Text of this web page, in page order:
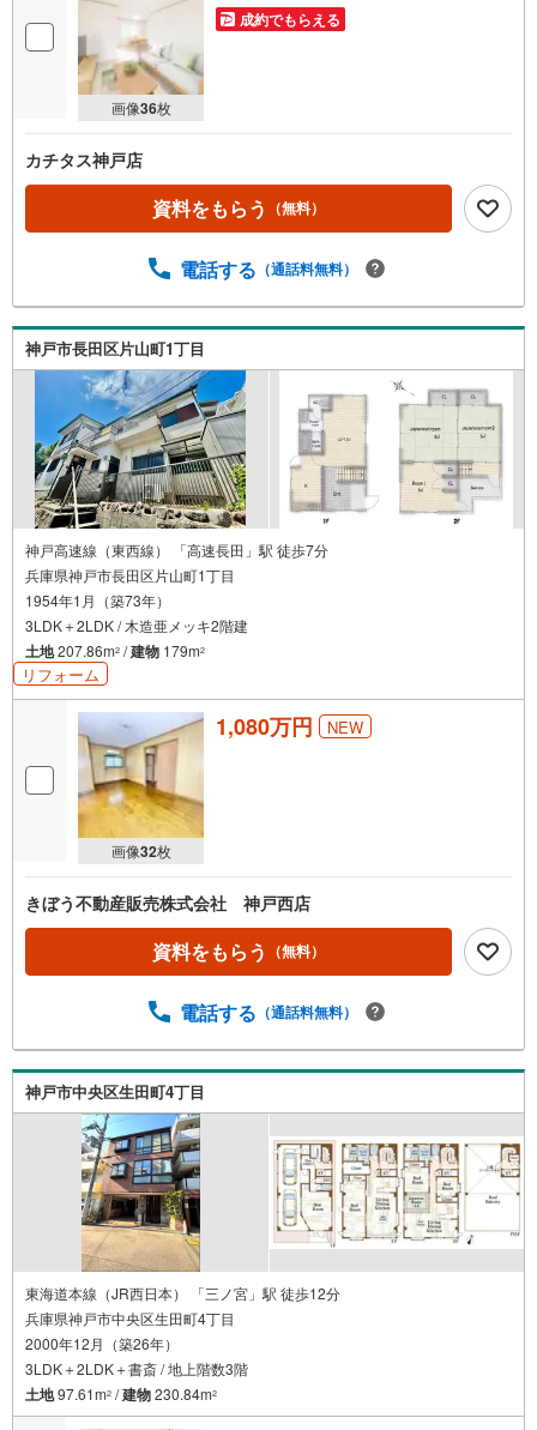
画像36枚
成約でもらえる
カチタス神戸店
資料をもらう （無料）
電話する （通話料無料）
神戸市長田区片山町1丁目
神戸高速線（東西線） 「高速長田」駅 徒歩7分
兵庫県神戸市長田区片山町1丁目
1954年1月（築73年）
3LDK＋2LDK / 木造亜メッキ2階建
土地207.86m2 /建物 179m2
リフォーム
画像32枚
1,080万円 NEW
きぼう不動産販売株式会社 神戸西店
資料をもらう （無料）
電話する （通話料無料）
神戸市中央区生田町4丁目
東海道本線（JR西日本） 「三ノ宮」駅 徒歩12分
兵庫県神戸市中央区生田町4丁目
2000年12月（築26年）
3LDK＋2LDK＋書斎 / 地上階数3階
土地97.61m2 /建物230.84m2